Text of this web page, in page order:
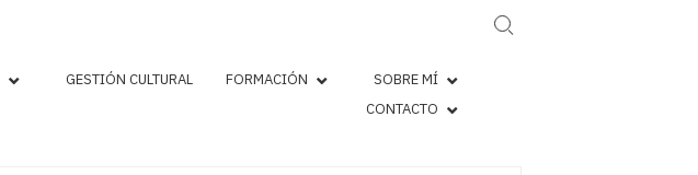
GESTIÓN CULTURAL FORMACIÓN
SOBRE MÍ
CONTACTO
Search for: